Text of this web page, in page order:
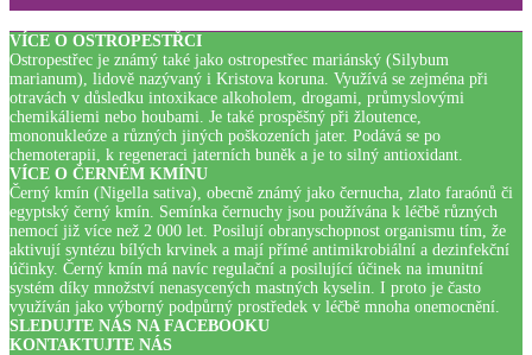
VÍCE O OSTROPESTŘCI
Ostropestřec je známý také jako ostropestřec mariánský (Silybum
marianum), lidově nazývaný i Kristova koruna. Využívá se zejména při
otravách v důsledku intoxikace alkoholem, drogami, průmyslovými
chemikáliemi nebo houbami. Je také prospěšný při žloutence,
mononukleóze a různých jiných poškozeních jater. Podává se po
chemoterapii, k regeneraci jaterních buněk a je to silný antioxidant.
VÍCE O ČERNÉM KMÍNU
Černý kmín (Nigella sativa), obecně známý jako černucha, zlato faraónů či
egyptský černý kmín. Semínka černuchy jsou používána k léčbě různých
nemocí již více než 2 000 let. Posilují obranyschopnost organismu tím, že
aktivují syntézu bílých krvinek a mají přímé antimikrobiální a dezinfekční
účinky. Černý kmín má navíc regulační a posilující účinek na imunitní
systém díky množství nenasycených mastných kyselin. I proto je často
využíván jako výborný podpůrný prostředek v léčbě mnoha onemocnění.
SLEDUJTE NÁS NA FACEBOOKU
KONTAKTUJTE NÁS